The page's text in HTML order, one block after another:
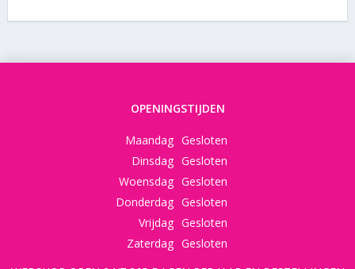
OPENINGSTIJDEN
Maandag Gesloten
Dinsdag Gesloten
Woensdag Gesloten
Donderdag Gesloten
Vrijdag Gesloten
Zaterdag Gesloten